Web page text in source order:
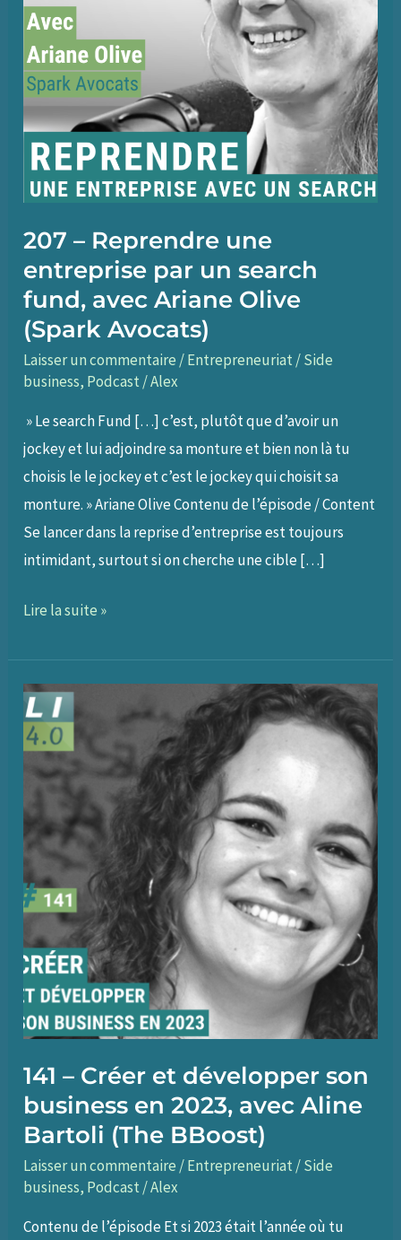
207 – Reprendre une
entreprise par un search
fund, avec Ariane Olive
(Spark Avocats)
Laisser un commentaire /Entrepreneuriat / Side
business, Podcast /Alex
» Le search Fund […] c’est, plutôt que d’avoir un
jockey et lui adjoindre sa monture et bien non là tu
choisis le le jockey et c’est le jockey qui choisit sa
monture. » Ariane Olive Contenu de l’épisode / Content
Se lancer dans la reprise d’entreprise est toujours
intimidant, surtout si on cherche une cible […]
207
Reprendre
une
entreprise
par
un
fund,
avec
Ariane
Olive
(Spark
Avocats)
Lire la suite »
141 – Créer et développer son
business en 2023, avec Aline
Bartoli (The BBoost)
Laisser un commentaire /Entrepreneuriat / Side
business, Podcast /Alex
Contenu de l’épisode Et si 2023 était l’année où tu